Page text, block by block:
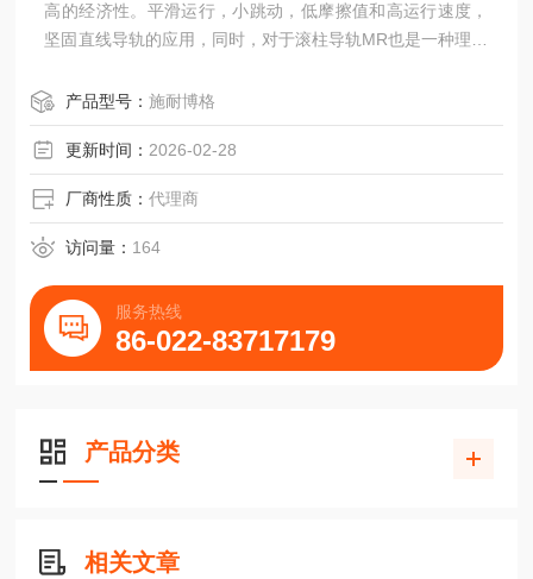
高的经济性。平滑运行，小跳动，低摩擦值和高运行速度，
坚固直线导轨的应用，同时，对于滚柱导轨MR也是一种理想
RN12-1400-DU、 RN12-1500-DU传动部件滑块
产品型号：施耐博格
更新时间： 2026-02-28
厂商性质：代理商
访问量： 164
服务热线
86-022-83717179
产品分类
相关文章